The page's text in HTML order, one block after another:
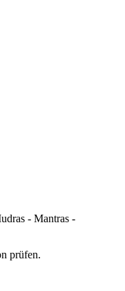
- Mantras -
prüfen.